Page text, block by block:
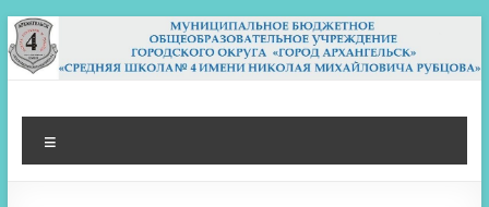
Перейти
к
содержимому
МБОУ СШ 4
Архангельск